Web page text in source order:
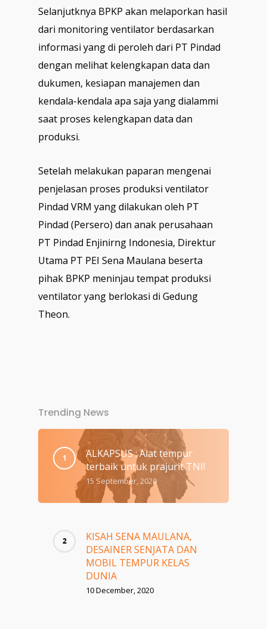
Selanjutknya BPKP akan melaporkan hasil
dari monitoring ventilator berdasarkan
informasi yang di peroleh dari PT Pindad
dengan melihat kelengkapan data dan
dukumen, kesiapan manajemen dan
kendala-kendala apa saja yang dialammi
saat proses kelengkapan data dan
produksi.
Setelah melakukan paparan mengenai
penjelasan proses produksi ventilator
Pindad VRM yang dilakukan oleh PT
Pindad (Persero) dan anak perusahaan
PT Pindad Enjinirng Indonesia, Direktur
Utama PT PEI Sena Maulana beserta
pihak BPKP meninjau tempat produksi
ventilator yang berlokasi di Gedung
Theon.
Trending News
ALKAPSUS : Alat tempur
terbaik untuk prajurit TNI!
15 September, 2020
KISAH SENA MAULANA,
DESAINER SENJATA DAN
MOBIL TEMPUR KELAS
DUNIA
10 December, 2020